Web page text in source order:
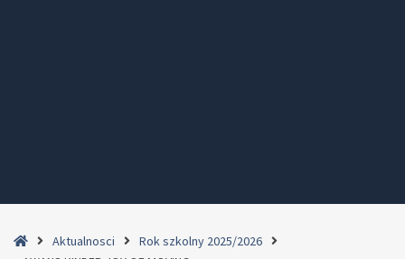
HomeAktualnosci
Rok szkolny 2025/2026